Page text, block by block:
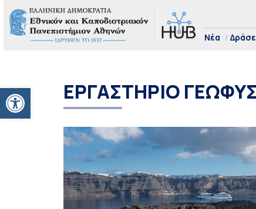
Ανοίξτε τη γραμμή εργαλείων
Νέα
ΕΡΓΑΣΤΗΡΙΟ